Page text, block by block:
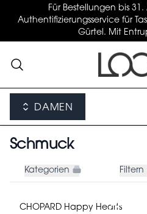
Für Bestellungen bis
Authentifizierungsservice für
Gürtel. Mit
DAMEN
Schmuck
Kategorien Filtern
CHOPARD Happy Hearts